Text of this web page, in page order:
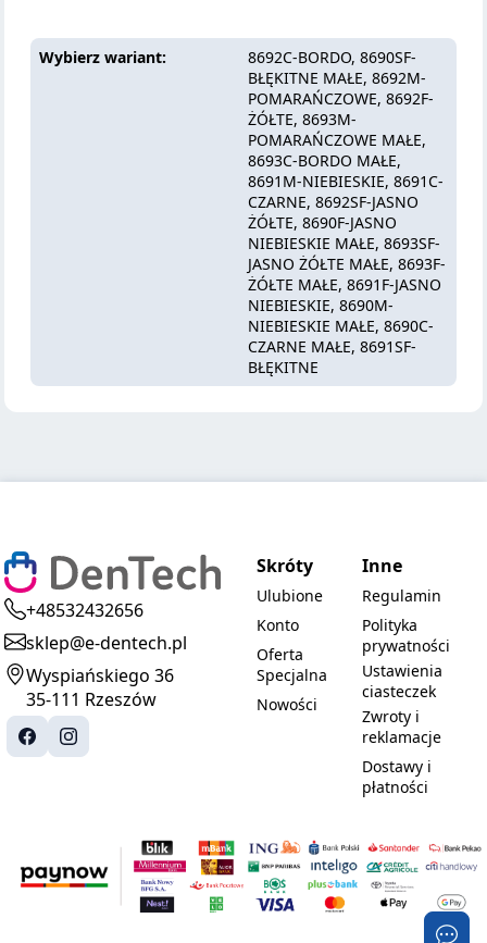
Wybierz wariant
8692C-BORDO, 8690SF-
BŁĘKITNE MAŁE, 8692M-
POMARAŃCZOWE, 8692F-
ŻÓŁTE, 8693M-
POMARAŃCZOWE MAŁE,
8693C-BORDO MAŁE,
8691M-NIEBIESKIE, 8691C-
CZARNE, 8692SF-JASNO
ŻÓŁTE, 8690F-JASNO
NIEBIESKIE MAŁE, 8693SF-
JASNO ŻÓŁTE MAŁE, 8693F-
ŻÓŁTE MAŁE, 8691F-JASNO
NIEBIESKIE, 8690M-
NIEBIESKIE MAŁE, 8690C-
CZARNE MAŁE, 8691SF-
BŁĘKITNE
+48532432656
sklep@e-dentech.pl
Wyspiańskiego 36
35-111 Rzeszów
Skróty
Ulubione
Konto
Oferta
Specjalna
Nowości
Inne
Regulamin
Polityka
prywatności
Ustawienia
ciasteczek
Zwroty i
reklamacje
Dostawy i
płatności